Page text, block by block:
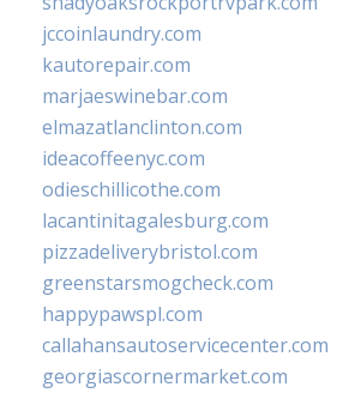
jccoinlaundry.com
kautorepair.com
marjaeswinebar.com
elmazatlanclinton.com
ideacoffeenyc.com
odieschillicothe.com
lacantinitagalesburg.com
pizzadeliverybristol.com
greenstarsmogcheck.com
happypawspl.com
callahansautoservicecenter.com
georgiascornermarket.com